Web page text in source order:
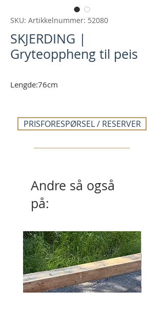
SKU: Artikkelnummer: 52080
SKJERDING |
Gryteoppheng til peis
Lengde:76cm
PRISFORESPØRSEL / RESERVER
Andre så også
på: